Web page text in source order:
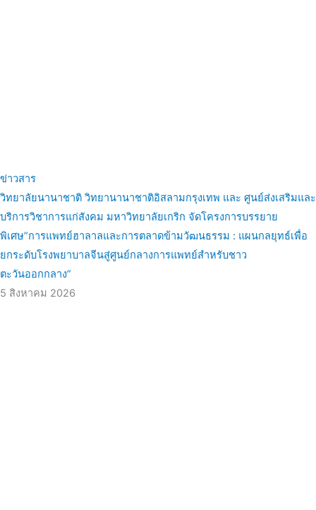
ข่าวสาร
วิทยาลัยนานาชาติ วิทยานานาชาติอิสลามกรุงเทพ และ ศูนย์ส่งเสริมและ
บริการวิชาการแก่สังคม มหาวิทยาลัยเกริก จัดโครงการบรรยาย
พิเศษ”การแพทย์ฮาลาลและการตลาดข้ามวัฒนธรรม : แผนกลยุทธ์เพื่อ
ยกระดับโรงพยาบาลจีนสู่ศูนย์กลางการแพทย์สำหรับชาว
ตะวันออกกลาง”
5 สิงหาคม 2026